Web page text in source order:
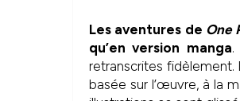
Les aventures de One
qu’en version manga.
retranscrites fidèlement.
basée sur l’œuvre, à la